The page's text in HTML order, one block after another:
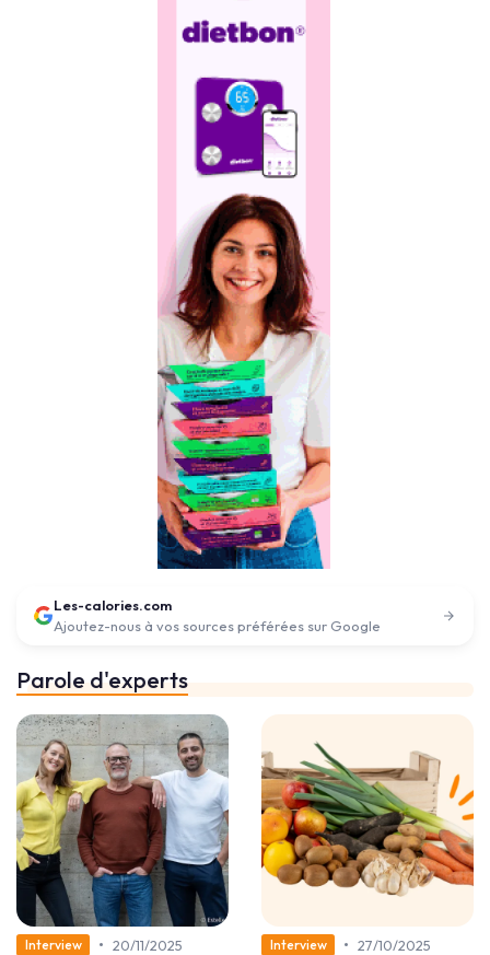
Les-calories.com
Ajoutez-nous à vos sources préférées sur Google
Parole d'experts
Interview • 20/11/2025
Interview • 27/10/2025